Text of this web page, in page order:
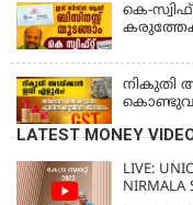
കെ-
നികുതി
LATEST MONEY
LIVE:
NIRMALA